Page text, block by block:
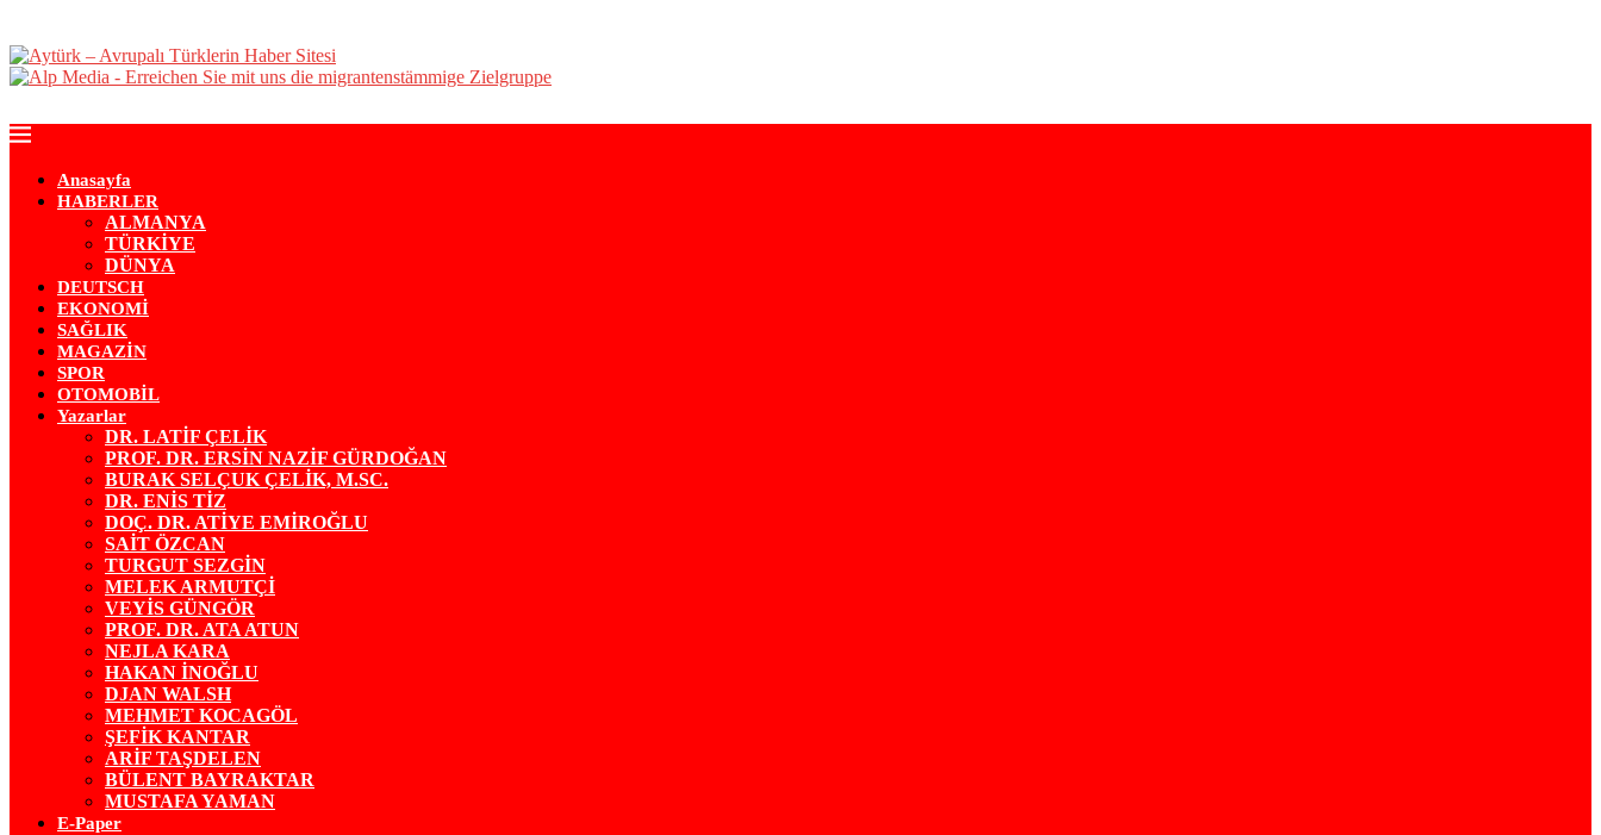
Anasayfa
HABERLER
ALMANYA
TÜRKİYE
DÜNYA
DEUTSCH
EKONOMİ
SAĞLIK
MAGAZİN
SPOR
OTOMOBİL
Yazarlar
DR. LATİF ÇELİK
PROF. DR. ERSİN NAZİF GÜRDOĞAN
BURAK SELÇUK ÇELİK, M.SC.
DR. ENİS TİZ
DOÇ. DR. ATİYE EMİROĞLU
SAİT ÖZCAN
TURGUT SEZGİN
MELEK ARMUTÇİ
VEYİS GÜNGÖR
PROF. DR. ATA ATUN
NEJLA KARA
HAKAN İNOĞLU
DJAN WALSH
MEHMET KOCAGÖL
ŞEFİK KANTAR
ARİF TAŞDELEN
BÜLENT BAYRAKTAR
MUSTAFA YAMAN
E-Paper